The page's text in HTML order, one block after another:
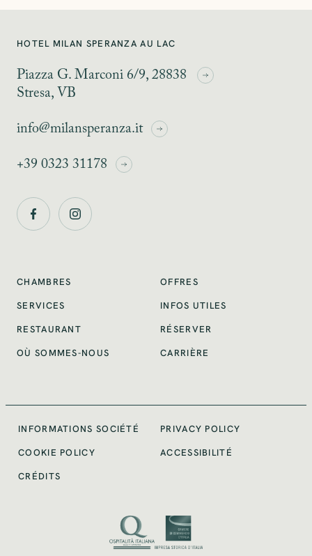
HOTEL MILAN SPERANZA AU LAC
Piazza G. Marconi 6/9, 28838
Stresa, VB
info@milansperanza.it
+39 0323 31178
CHAMBRES
SERVICES
RESTAURANT
OÙ SOMMES-NOUS
OFFRES
INFOS UTILES
RÉSERVER
CARRIÈRE
INFORMATIONS SOCIÉTÉ PRIVACY POLICY
COOKIE POLICY ACCESSIBILITÉ
CRÉDITS